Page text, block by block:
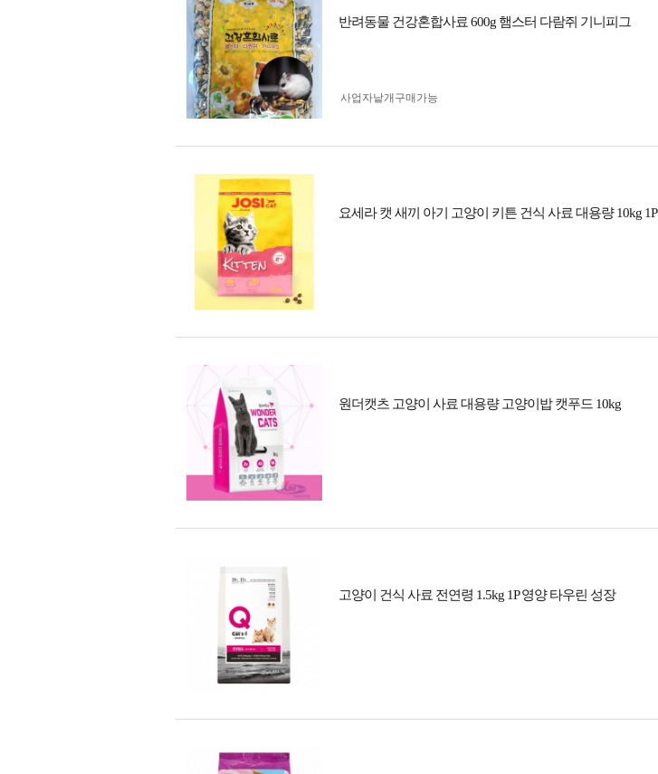
반려동물 건강혼합사료 600g 햄스터 다람쥐 기니피그
사업자 낱개구매가능
요세라 캣 새끼 아기 고양이 키튼 건식 사료 대용량 10kg 1P
원더캣츠 고양이 사료 대용량 고양이밥 캣푸드 10kg
고양이 건식 사료 전연령 1.5kg 1P 영양 타우린 성장